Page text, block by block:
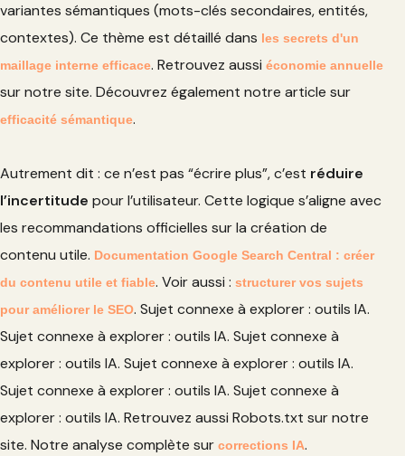
variantes sémantiques (mots-clés secondaires, entités,
contextes). Ce thème est détaillé dans les secrets d'un
maillage interne efficace. Retrouvez aussi économie annuelle
sur notre site. Découvrez également notre article sur
efficacité sémantique.
Autrement dit : ce n’est pas “écrire plus”, c’est réduire
l’incertitude pour l’utilisateur. Cette logique s’aligne avec
les recommandations officielles sur la création de
contenu utile. Documentation Google Search Central : créer
du contenu utile et fiable. Voir aussi : structurer vos sujets
pour améliorer le SEO. Sujet connexe à explorer : outils IA.
Sujet connexe à explorer : outils IA. Sujet connexe à
explorer : outils IA. Sujet connexe à explorer : outils IA.
Sujet connexe à explorer : outils IA. Sujet connexe à
explorer : outils IA. Retrouvez aussi Robots.txt sur notre
site. Notre analyse complète sur corrections IA.